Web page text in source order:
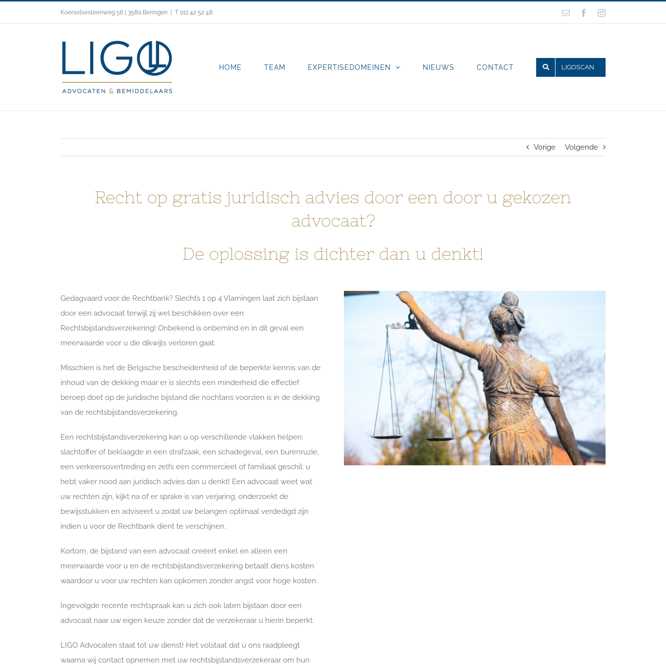
to
Koerselsesteenweg 56 | 3580 Beringen T 011 42 52 48
E-
FacebookInstagram
HOME TEAM EXPERTISEDOMEINEN NIEUWS CONTACT LIGOSCAN
Vorige Volgende
Recht op gratis juridisch advies door een door u gekozen
advocaat?
De oplossing is dichter dan u denkt!
Gedagvaard voor de Rechtbank? Slechts 1 op 4 Vlamingen laat zich bijstaan
door een advocaat terwijl zij wel beschikken over een
Rechtsbijstandsverzekering! Onbekend is onbemind en in dit geval een
meerwaarde voor u die dikwijls verloren gaat.
Misschien is het de Belgische bescheidenheid of de beperkte kennis van de
inhoud van de dekking maar er is slechts een minderheid die effectief
beroep doet op de juridische bijstand die nochtans voorzien is in de dekking
van de rechtsbijstandsverzekering.
Een rechtsbijstandsverzekering kan u op verschillende vlakken helpen:
slachtoffer of beklaagde in een strafzaak, een schadegeval, een burenruzie,
een verkeersovertreding en zelfs een commercieel of familiaal geschil: u
hebt vaker nood aan juridisch advies dan u denkt! Een advocaat weet wat
uw rechten zijn, kijkt na of er sprake is van verjaring, onderzoekt de
bewijsstukken en adviseert u zodat uw belangen optimaal verdedigd zijn
indien u voor de Rechtbank dient te verschijnen.
Kortom, de bijstand van een advocaat creëert enkel en alleen een
meerwaarde voor u en de rechtsbijstandsverzekering betaalt diens kosten
waardoor u voor uw rechten kan opkomen zonder angst voor hoge kosten.
Ingevolgde recente rechtspraak kan u zich ook laten bijstaan door een
advocaat naar uw eigen keuze zonder dat de verzekeraar u hierin beperkt.
LIGO Advocaten staat tot uw dienst! Het volstaat dat u ons raadpleegt
waarna wij contact opnemen met uw rechtsbijstandsverzekeraar om hun